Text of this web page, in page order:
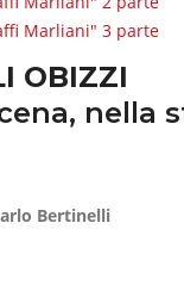
Marliani" 3 parte
OBIZZI
nella
Bertinelli